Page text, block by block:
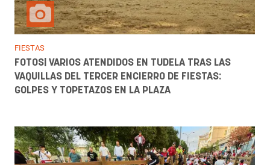
FIESTAS
FOTOS| VARIOS ATENDIDOS EN TUDELA TRAS LAS
VAQUILLAS DEL TERCER ENCIERRO DE FIESTAS:
GOLPES Y TOPETAZOS EN LA PLAZA